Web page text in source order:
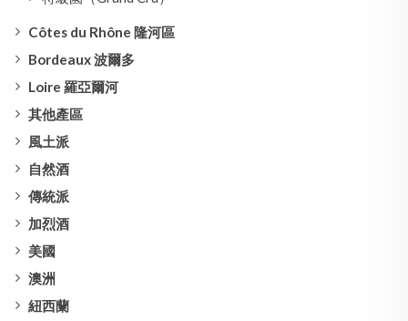
Côtes du Rhône 隆河區
Bordeaux 波爾多
Loire 羅亞爾河
其他產區
風土派
自然酒
傳統派
加烈酒
美國
澳洲
紐西蘭